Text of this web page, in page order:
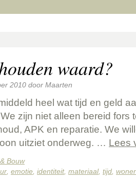
waard?
2010 door Maarten
heel wat tijd en geld
zijn niet alleen bereid fors
APK en reparatie. We
uitziet onderweg. … Lees
Bouw
emotie identiteit, materiaal, tijd